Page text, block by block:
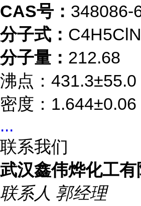
CAS号： 348086-
分子式：
分子量： 212.68
沸点：431.3±55.0
密度：1.644±0.06
...
联系我们
武汉鑫伟烨化工有
联系人 郭经理